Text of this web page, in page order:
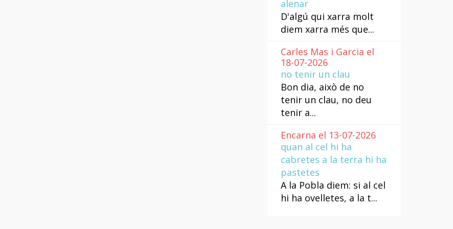
alenar
D'algú qui xarra molt
diem xarra més que...
Carles Mas i Garcia el
18-07-2026
no tenir un clau
Bon dia, això de no
tenir un clau, no deu
tenir a...
Encarna el 13-07-2026
quan al cel hi ha
cabretes a la terra hi ha
pastetes
A la Pobla diem: si al cel
hi ha ovelletes, a la t...